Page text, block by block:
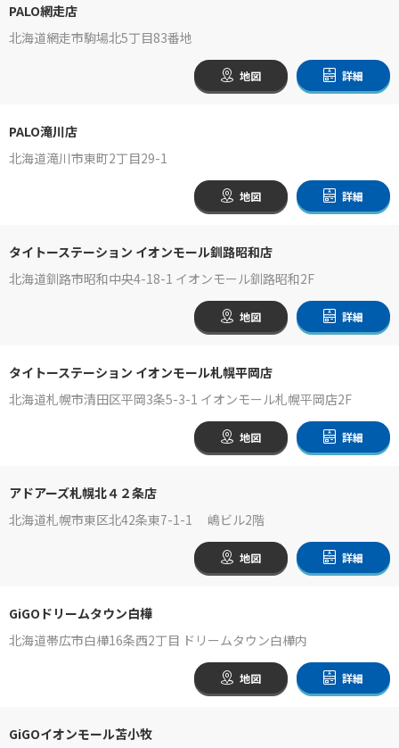
PALO網走店
北海道網走市駒場北5丁目83番地
地図 詳細
PALO滝川店
北海道滝川市東町2丁目29-1
地図 詳細
タイトーステーション イオンモール釧路昭和店
北海道釧路市昭和中央4-18-1 イオンモール釧路昭和2F
地図 詳細
タイトーステーション イオンモール札幌平岡店
北海道札幌市清田区平岡3条5-3-1 イオンモール札幌平岡店2F
地図 詳細
アドアーズ札幌北４２条店
北海道札幌市東区北42条東7-1-1 嶋ビル2階
地図 詳細
GiGOドリームタウン白樺
北海道帯広市白樺16条西2丁目 ドリームタウン白樺内
地図 詳細
GiGOイオンモール苫小牧